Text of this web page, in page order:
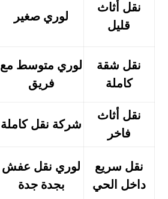
نقل أثاث
قليل
لوري صغير
نقل شقة
كاملة
لوري متوسط مع
فريق
نقل أثاث
فاخر
شركة نقل كاملة
نقل سريع
داخل الحي
لوري نقل عفش
بجدة جدة